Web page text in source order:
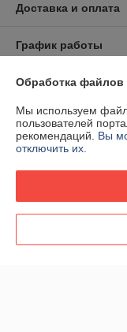
Доставка и оплата
График работы
Полная версия
Сайт создан на
Информация для
Индивидуальный
Витебская обл., г.
Регистрационный
Обработка файлов
Мы используем
пользователей
рекомендаций. Вы
отключить их.